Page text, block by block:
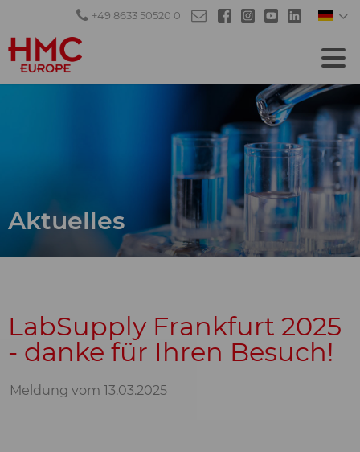
+49 8633 50520 0
Aktuelles
LabSupply Frankfurt 2025
- danke für Ihren Besuch!
Meldung vom 13.03.2025